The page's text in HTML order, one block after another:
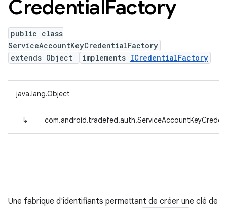
CredentialFactory
public class
ServiceAccountKeyCredentialFactory
extends Object
implements ICredentialFactory
java.lang.Object
↳
Une fabrique d'identifiants permettant de créer une clé de